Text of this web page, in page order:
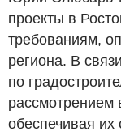
проекты в
требованиям,
региона. В
по
рассмотрением
обеспечивая их